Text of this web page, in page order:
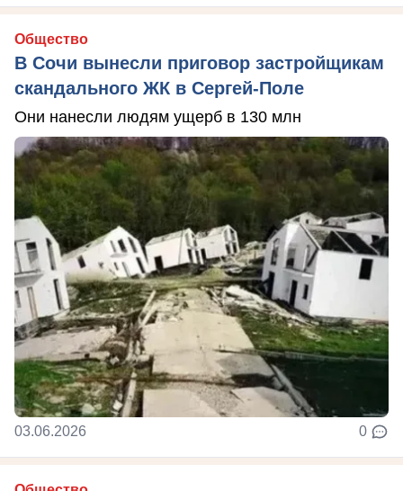
Общество
В Сочи вынесли приговор застройщикам
скандального ЖК в Сергей-Поле
Они нанесли людям ущерб в 130 млн
03.06.2026 0